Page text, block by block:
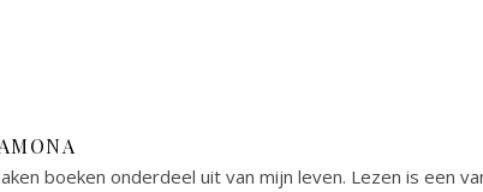
boeken onderdeel uit van mijn leven. Lezen is een